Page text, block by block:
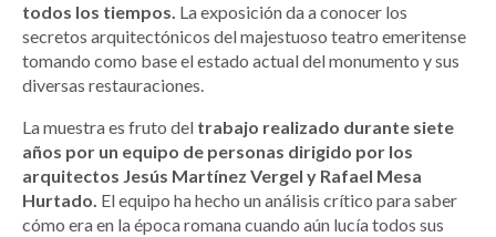
todos los tiempos. La exposición da a conocer los
secretos arquitectónicos del majestuoso teatro emeritense
tomando como base el estado actual del monumento y sus
diversas restauraciones.
La muestra es fruto del trabajo realizado durante siete
años por un equipo de personas dirigido por los
arquitectos Jesús Martínez Vergel y Rafael Mesa
Hurtado. El equipo ha hecho un análisis crítico para saber
cómo era en la época romana cuando aún lucía todos sus